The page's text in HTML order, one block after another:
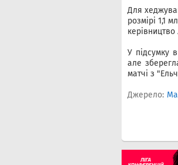
Для
розмірі 1,1
У підсумку
але
матчі з
Джерело: